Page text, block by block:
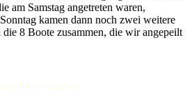
am Samstag angetreten waren,
kamen dann noch zwei weitere
8 Boote zusammen, die wir angepeilt